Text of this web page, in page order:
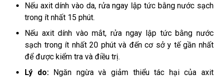
Nếu axit dính vào da, rửa ngay lập tức bằng nước sạch
trong ít nhất 15 phút.
Nếu axit dính vào mắt, rửa ngay lập tức bằng nước
sạch trong ít nhất 20 phút và đến cơ sở y tế gần nhất
để được kiểm tra và điều trị.
Lý do:Ngăn ngừa và giảm thiểu tác hại của axit